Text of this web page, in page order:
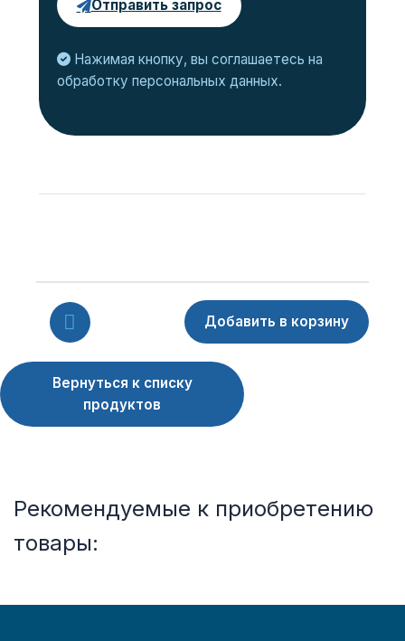
Отправить запрос
Нажимая кнопку, вы соглашаетесь на
обработку персональных данных.
Вернуться к списку
продуктов
Рекомендуемые к приобретению
товары: